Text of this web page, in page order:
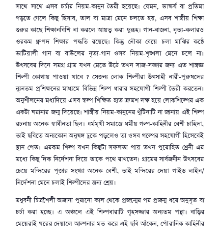
সাথে সাথে এসব চর্চার নিয়ম-কানুন তৈরী হয়েছে। যেমন, ভাস্কর্য বা প্রতিমা
গড়তে গেলে কিছু হিসাব, তাল বা মাত্রা মেনে চলতে হয়, এসব শাস্ত্রীয় শিক্ষা
গুরুর কাছে শিক্ষানবিশি না করলে আয়ত্ব করা দুরূহ। গান-বাজনা, নৃত্য-কলারও
ওরকম ধ্রুপদ শিক্ষার পদ্ধতি রয়েছে। কিন্তু নৌকা বেয়ে চলা মাঝির কন্ঠে
ভাটিয়ালী গান বা বাউলের নৃত্য-গান ওসব নিয়ম-শৃঙ্খলা মেনে চলে না।
উৎসবের দিনে সমগ্র গ্রাম যখন মেতে উঠে তখন সাজ-সজ্জার জন্য এত শাস্ত্রজ্ঞ
শিল্পী কোথায় পাওয়া যাবে ? সেজন্য লোক শিল্পীরা উৎসাহী নারী-পুরুষদের
ন্যুনতম প্রশিক্ষনের মাধ্যমে বিভিন্ন শিল্প ধারার সহযোগী শিল্পী তৈরী করতেন।
অনুশীলনের মধ্যদিয়ে এসব স্বল্প শিক্ষিত হাত ক্রমশ দক্ষ হয়ে লোকশিল্পের এক
একটা ঘরানার জন্ম দিয়েছে। শাস্ত্রীয় নিয়ম-কানুনের খুঁটিনাটি না জানায় এই শিল্প
রচনায় অনেক স্বাধীনতা ছিল। ধর্মমূখী সমাজে ধর্মীয় গল্প-কাহিনীর বেশী চাহিদা,
তাই ছবিতে অন্যকোন অনুষঙ্গ ঢুকে পড়লেও তা ওসব গল্পের সহযোগী হিসেবেই
স্থান পেত। এরকম শিল্প যখন কিছুটা সফলতা পায় তখন পুরোহিত শ্রেনী এর
মধ্যে কিছু দিক নির্দেশনা দিয়ে তাকে পথে রাখতেন। গ্রামের সার্বজনীন উৎসবের
চেয়ে মন্দিরের পূজার সংখ্যা অনেক বেশী, তাই মন্দিরের দেয়া গাইড লাইন/
নির্দেশনা মেনে চলাই শিল্পীদের জন্য শ্রেয়।
মধুবনী চিত্রশৈলী অজানা পুরানো কাল থেকে প্রজন্মের পর প্রজন্ম ধরে অনুসৃত বা
চর্চা করা হচ্ছে। এ অঞ্চলে এই শিল্পধারাটি গৃহসজ্জার অন্যতম পন্থা। বাড়ির
মেয়েরাই ঘরের দেয়ালে আল্পনার মত করে এই ছবি আঁকেন, পৌরানিক কাহিনীর